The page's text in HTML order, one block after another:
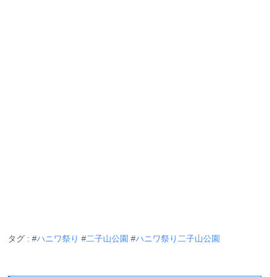
タグ : #ハニワ祭り #二子山公園 #ハニワ祭り二子山公園